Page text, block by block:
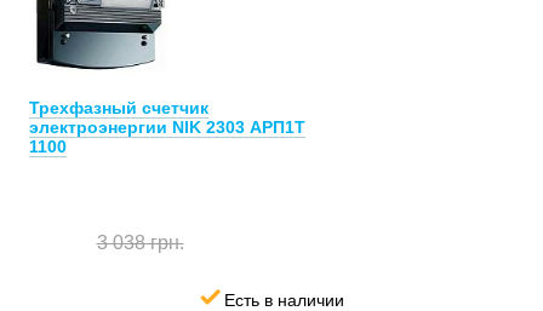
Трехфазный счетчик
электроэнергии NIK 2303 АРП1Т
1100
3 038 грн.
Есть в наличии